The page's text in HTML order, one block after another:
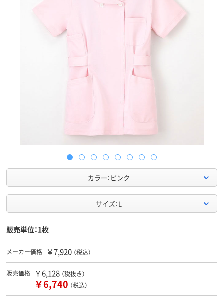
カラー：ピンク
サイズ：L
販売単位：1枚
メーカー価格 ￥7,920 （税込）
販売価格 ￥6,128 （税抜き）
￥6,740 （税込）